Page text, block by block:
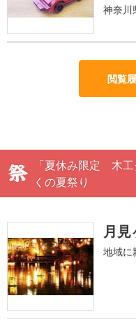
神奈川
閲覧
「夏休み限定 木
くの夏祭り
月見
地域に